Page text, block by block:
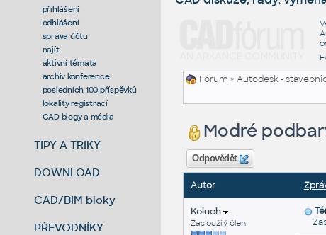
přihlášení
odhlášení
správa účtu
najít
aktivní témata
archiv konference
posledních 100 příspěvků
lokality registrací
CAD blogy a média
TIPY A TRIKY
DOWNLOAD
CAD/BIM bloky
PŘEVODNÍKY
Fórum >Autodesk -
Modré
Odpovědět
Autor
Koluch
Zasloužilý člen